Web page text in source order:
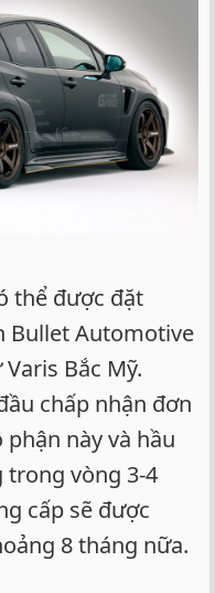
thể được đặt
Bullet Automotive
Bắc Mỹ.
chấp nhận đơn
này và hầu
trong vòng 3-4
cấp sẽ được
8 tháng nữa.